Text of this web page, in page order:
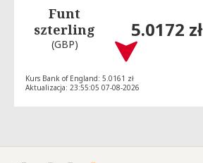
Funt
szterling
(GBP)
5.0172 zł
Kurs Bank of England: 5.0161 zł
Aktualizacja: 23:55:05 07-08-2026